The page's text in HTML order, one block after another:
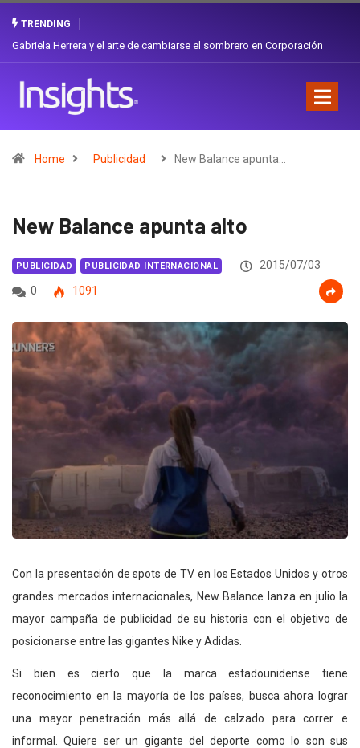
TRENDING
Gabriela Herrera y el arte de cambiarse el sombrero en Corporación
Home Publicidad New Balance apunta…
New Balance apunta alto
PUBLICIDAD PUBLICIDAD INTERNACIONAL
2015/07/03
0
1091
Con la presentación de spots de TV en los Estados Unidos y otros
grandes mercados internacionales, New Balance lanza en julio la
mayor campaña de publicidad de su historia con el objetivo de
posicionarse entre las gigantes Nike y Adidas.
Si bien es cierto que la marca estadounidense tiene
reconocimiento en la mayoría de los países, busca ahora lograr
una mayor penetración más allá de calzado para correr e
informal. Quiere ser un gigante del deporte como lo son sus